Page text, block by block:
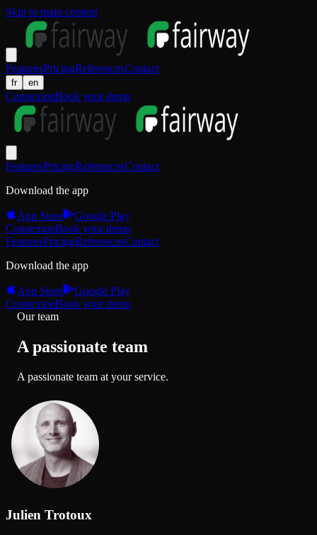
Skip to main content
FeaturesPricingReferencesContact
fr en
ConnexionBook your demo
FeaturesPricingReferencesContact
Download the app
App Store
Google Play
ConnexionBook your demo
FeaturesPricingReferencesContact
Download the app
App Store
Google Play
ConnexionBook your demo
Our team
A passionate team
A passionate team at your service.
Julien Trotoux